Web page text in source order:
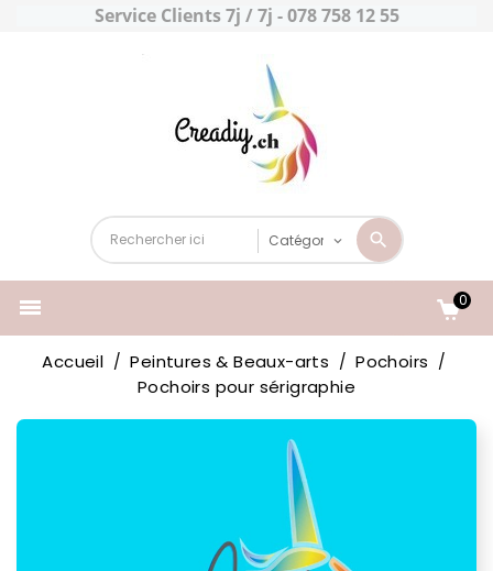
Service Clients 7j / 7j - 078 758 12 55
 0
Accueil Peintures & Beaux-arts
Pochoirs
Pochoirs pour sérigraphie